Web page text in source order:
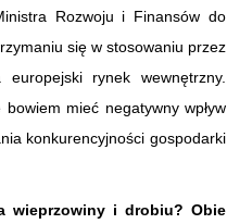
Rozwoju i Finansów do
się w stosowaniu przez
rynek wewnętrzny.
mieć negatywny wpływ
konkurencyjności gospodarki
wieprzowiny i drobiu? Obie